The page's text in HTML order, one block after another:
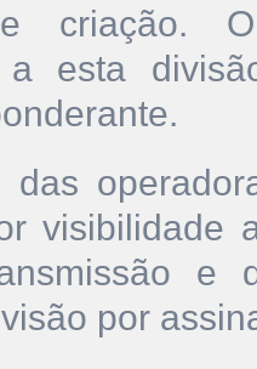
criação.
a esta
das
visibilidade
e
por